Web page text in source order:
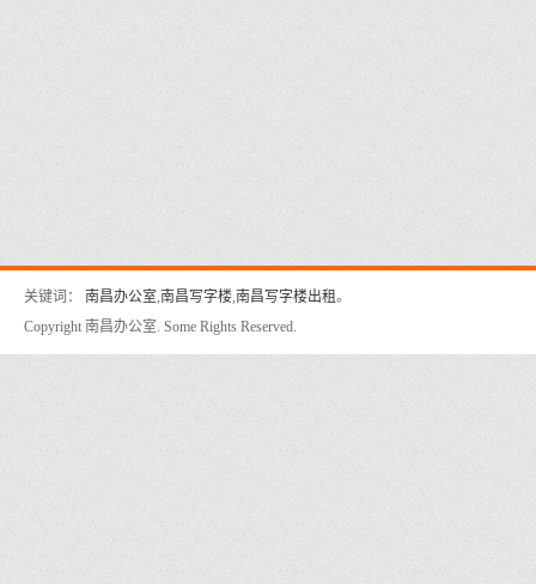
关键词： 南昌办公室,南昌写字楼,南昌写字楼出租。
Copyright 南昌办公室. Some Rights Reserved.